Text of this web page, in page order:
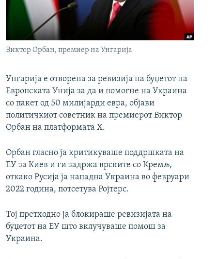
РСЕ веб страници
Виктор Орбан, премиер на Унгарија
Унгарија е отворена за ревизија на буџетот на
Европската Унија за да и помогне на Украина
со пакет од 50 милијарди евра, објави
политичкиот советник на премиерот Виктор
Орбан на платформата Х.
Орбан гласно ја критикуваше поддршката на
ЕУ за Киев и ги задржа врските со Кремљ,
откако Русија ја нападна Украина во февруари
2022 година, потсетува Ројтерс.
Тој претходно ја блокираше ревизијата на
буџетот на ЕУ што вклучуваше помош за
Украина.